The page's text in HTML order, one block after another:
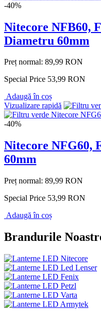
-40%
Nitecore NFB60,
Diametru 60mm
Preț normal: 89,99 RON
Special Price 53,99 RON
Adaugă în coș
Vizualizare rapidă
-40%
Nitecore NFG60,
60mm
Preț normal: 89,99 RON
Special Price 53,99 RON
Adaugă în coș
Brandurile